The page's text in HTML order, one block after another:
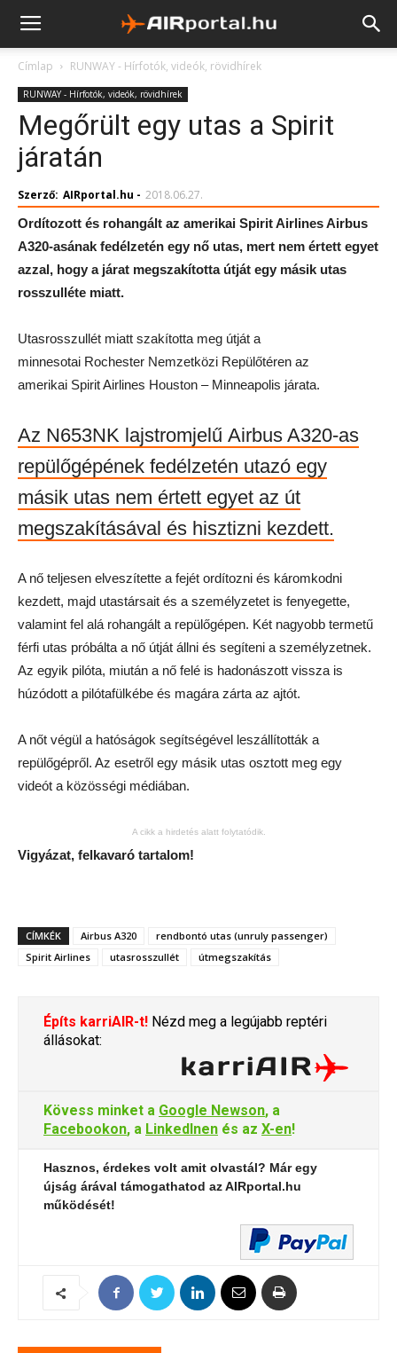
Címlap RUNWAY - Hírfotók, videók, rövidhírek
RUNWAY - Hírfotók, videók, rövidhírek
Megőrült egy utas a Spirit
járatán
Szerző: AIRportal.hu - 2018.06.27.
Ordítozott és rohangált az amerikai Spirit Airlines Airbus
A320-asának fedélzetén egy nő utas, mert nem értett egyet
azzal, hogy a járat megszakította útját egy másik utas
rosszulléte miatt.
Utasrosszullét miatt szakította meg útját a
minnesotai Rochester Nemzetközi Repülőtéren az
amerikai Spirit Airlines Houston – Minneapolis járata.
Az N653NK lajstromjelű Airbus A320-as
repülőgépének fedélzetén utazó egy
másik utas nem értett egyet az út
megszakításával és hisztizni kezdett.
A nő teljesen elveszítette a fejét ordítozni és káromkodni
kezdett, majd utastársait és a személyzetet is fenyegette,
valamint fel alá rohangált a repülőgépen. Két nagyobb termetű
férfi utas próbálta a nő útját állni és segíteni a személyzetnek.
Az egyik pilóta, miután a nő felé is hadonászott vissza is
húzódott a pilótafülkébe és magára zárta az ajtót.
A nőt végül a hatóságok segítségével leszállították a
repülőgépről. Az esetről egy másik utas osztott meg egy
videót a közösségi médiában.
A cikk a hirdetés alatt folytatódik.
Vigyázat, felkavaró tartalom!
CÍMKÉK Airbus A320
rendbontó utas (unruly passenger)
Spirit Airlines
utasrosszullét útmegszakítás
Építs karriAIR-t! Nézd meg a legújabb reptéri
állásokat:
Kövess minket a Google Newson, a
Facebookon, a LinkedInen és az X-en!
Hasznos, érdekes volt amit olvastál? Már egy
újság árával támogathatod az AIRportal.hu
működését!